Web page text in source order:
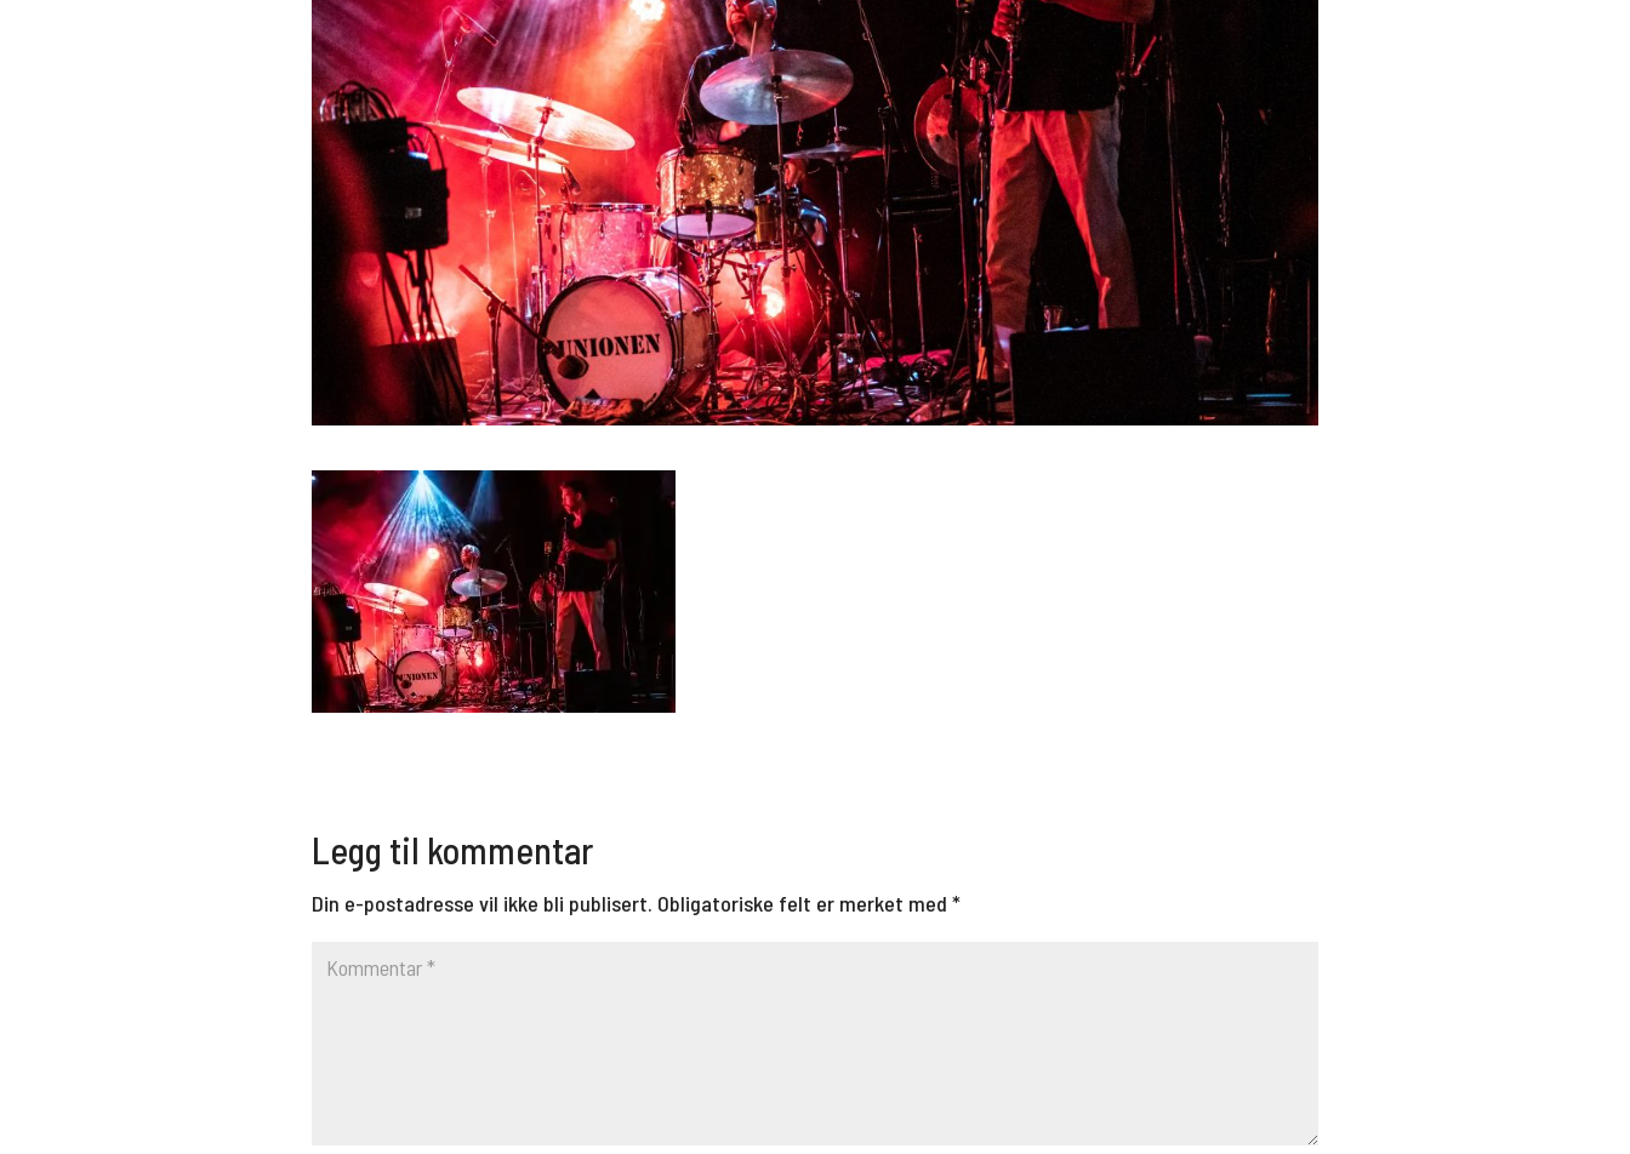
Legg til kommentar
Din e-postadresse vil ikke bli publisert. Obligatoriske felt er merket med *